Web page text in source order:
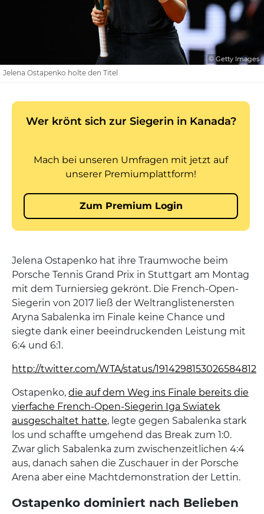
© Getty Images
Jelena Ostapenko holte den Titel
Jelena Ostapenko hat ihre Traumwoche beim
Porsche Tennis Grand Prix in Stuttgart am Montag
mit dem Turniersieg gekrönt. Die French-Open-
Siegerin von 2017 ließ der Weltranglistenersten
Aryna Sabalenka im Finale keine Chance und
siegte dank einer beeindruckenden Leistung mit
6:4 und 6:1.
http://twitter.com/WTA/status/1914298153026584812
Ostapenko, die auf dem Weg ins Finale bereits die
vierfache French-Open-Siegerin Iga Swiatek
ausgeschaltet hatte, legte gegen Sabalenka stark
los und schaffte umgehend das Break zum 1:0.
Zwar glich Sabalenka zum zwischenzeitlichen 4:4
aus, danach sahen die Zuschauer in der Porsche
Arena aber eine Machtdemonstration der Lettin.
Ostapenko dominiert nach Belieben